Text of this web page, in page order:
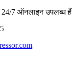
24/7 ऑनलाइन उपलब्ध हैं